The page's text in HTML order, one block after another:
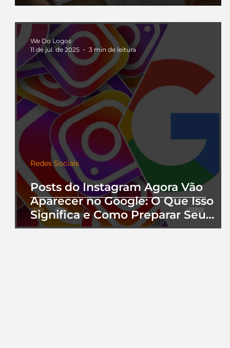
Posts do Instagram Agora Vão
Aparecer no Google: O Que Isso
Significa e Como Preparar Seu
Perfil
Redes Sociais
We Do Logos
11 de jul. de 2025
3 min de leitura